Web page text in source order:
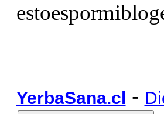
YerbaSana.cl -